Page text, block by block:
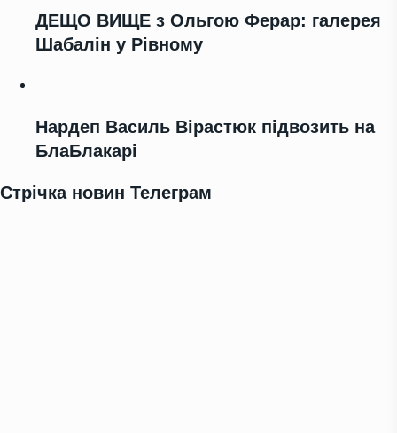
ДЕЩО ВИЩЕ з Ольгою Ферар: галерея
Шабалін у Рівному
Нардеп Василь Вірастюк підвозить на
БлаБлакарі
Стрічка новин Телеграм